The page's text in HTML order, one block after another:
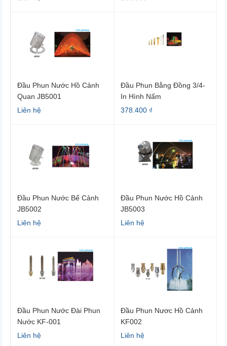
Đầu Phun Nước Hồ Cảnh
Quan JB5001
Liên hệ
Đầu Phun Bằng Đồng 3/4-
In Hình Nấm
378.400 ₫
Đầu Phun Nước Bể Cảnh
JB5002
Liên hệ
Đầu Phun Nước Hồ Cảnh
JB5003
Liên hệ
Đầu Phun Nước Đài Phun
Nước KF-001
Liên hệ
Đầu Phun Nươc Hồ Cảnh
KF002
Liên hệ